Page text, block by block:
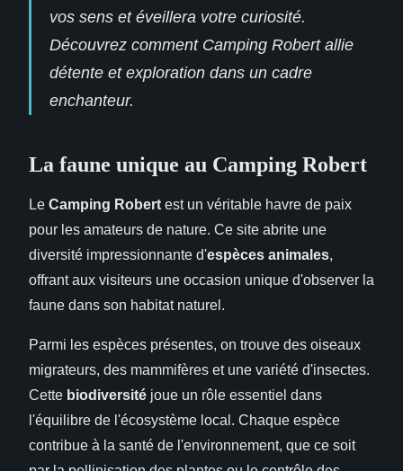
vos sens et éveillera votre curiosité.
Découvrez comment Camping Robert allie
détente et exploration dans un cadre
enchanteur.
La faune unique au Camping Robert
Le Camping Robert est un véritable havre de paix
pour les amateurs de nature. Ce site abrite une
diversité impressionnante d'espèces animales,
offrant aux visiteurs une occasion unique d'observer la
faune dans son habitat naturel.
Parmi les espèces présentes, on trouve des oiseaux
migrateurs, des mammifères et une variété d'insectes.
Cette biodiversité joue un rôle essentiel dans
l'équilibre de l'écosystème local. Chaque espèce
contribue à la santé de l'environnement, que ce soit